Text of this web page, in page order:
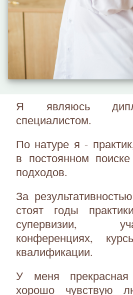
Я являюсь
специалистом.
По натуре я -
в постоянном
подходов.
За
стоят годы
супервизии,
конференциях,
квалификации.
У меня
хорошо чувствую